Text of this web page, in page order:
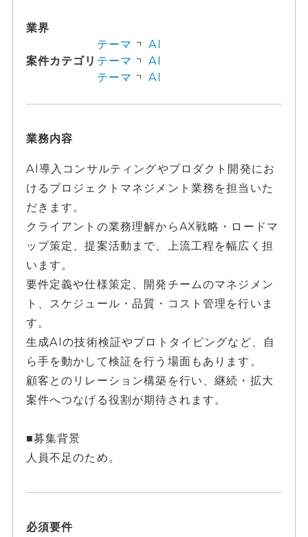
業界
案件カテゴリ
テーマ
AI
テーマ
AI
テーマ
AI
業務内容
AI導入コンサルティングやプロダクト開発にお
けるプロジェクトマネジメント業務を担当いた
だきます。
クライアントの業務理解からAX戦略・ロードマ
ップ策定、提案活動まで、上流工程を幅広く担
います。
要件定義や仕様策定、開発チームのマネジメン
ト、スケジュール・品質・コスト管理を行いま
す。
生成AIの技術検証やプロトタイピングなど、自
ら手を動かして検証を行う場面もあります。
顧客とのリレーション構築を行い、継続・拡大
案件へつなげる役割が期待されます。
■募集背景
人員不足のため。
必須要件